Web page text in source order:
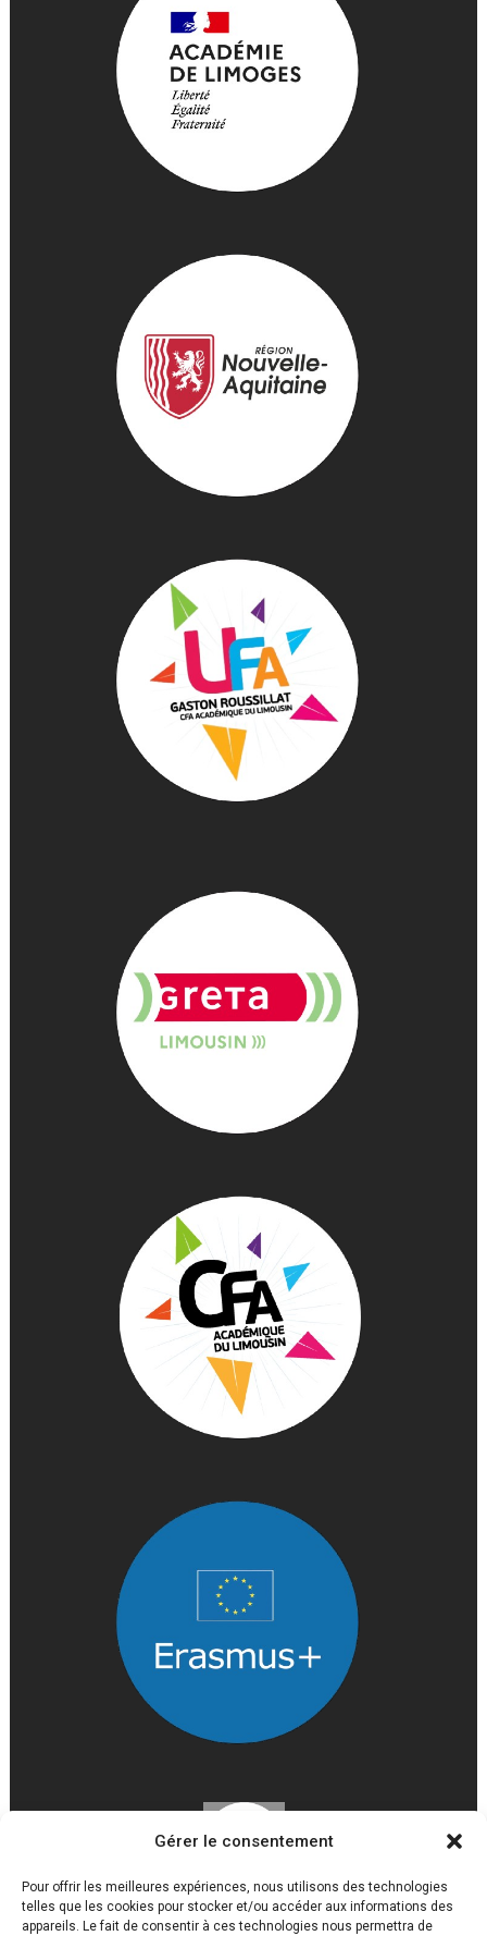
Gérer le consentement
Pour offrir les meilleures expériences, nous utilisons des technologies
telles que les cookies pour stocker et/ou accéder aux informations des
appareils. Le fait de consentir à ces technologies nous permettra de